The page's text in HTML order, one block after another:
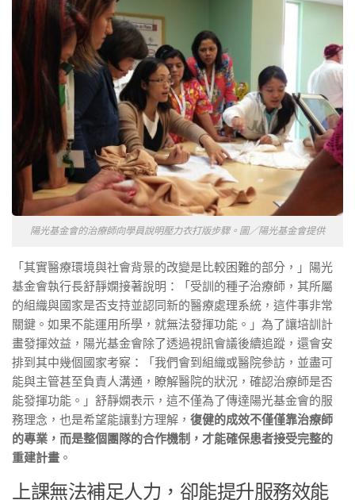
陽光基金會的治療師向學員說明壓力衣打版步驟。圖／陽光基金會提供
「其實醫療環境與社會背景的改變是比較困難的部分，」陽光
基金會執行長舒靜嫻接著說明：「受訓的種子治療師，其所屬
的組織與國家是否支持並認同新的醫療處理系統，這件事非常
關鍵。如果不能運用所學，就無法發揮功能。」為了讓培訓計
畫發揮效益，陽光基金會除了透過視訊會議後續追蹤，還會安
排到其中幾個國家考察：「我們會到組織或醫院參訪，並盡可
能與主管甚至負責人溝通，瞭解醫院的狀況，確認治療師是否
能發揮功能。」舒靜嫻表示，這不僅為了傳達陽光基金會的服
務理念，也是希望能讓對方理解， 復健的成效不僅僅靠治療師
的專業，而是整個團隊的合作機制，才能確保患者接受完整的
重建計畫 。
上課無法補足人力，卻能提升服務效能